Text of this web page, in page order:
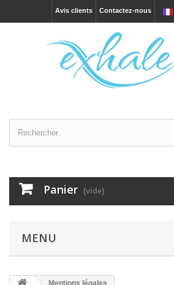
Contactez-nous
Avis clients
Panier (vide)
MENU
Mentions légales